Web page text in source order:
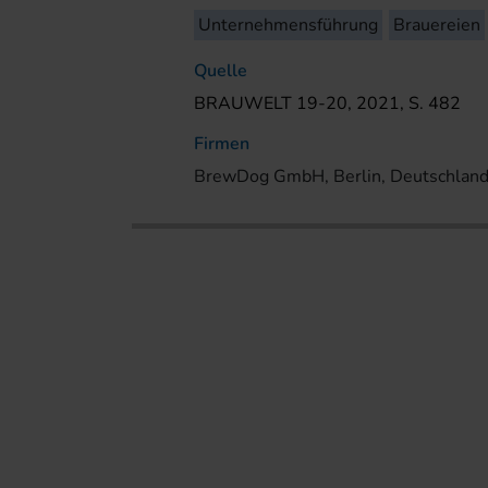
Unternehmensführung
Brauereien
Quelle
BRAUWELT 19-20, 2021, S. 482
Firmen
BrewDog GmbH, Berlin, Deutschland